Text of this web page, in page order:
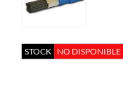
STOCK NO DISPONIBLE